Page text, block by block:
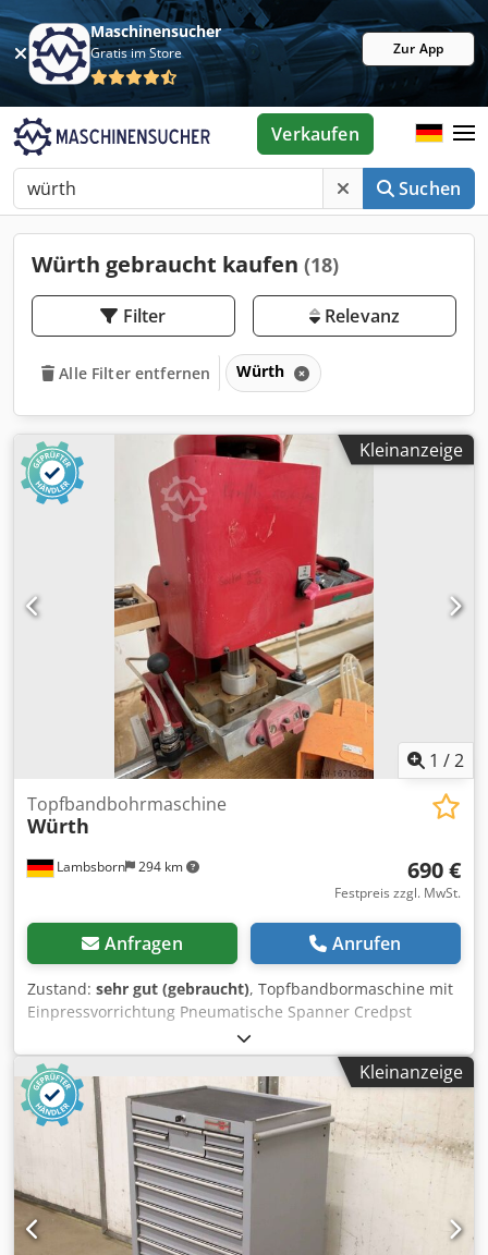
Maschinensucher
Gratis im Store Zur App
Suchen
Verkaufen
Würth gebraucht kaufen (18)
Filter Relevanz
Alle Filter entfernen Würth
Kleinanzeige
1 /2
Lambsborn 294 km
Topfbandbohrmaschine
Würth
690 €
Festpreis zzgl. MwSt.
Anfragen Anrufen
Zustand: sehr gut (gebraucht), Topfbandbormaschine mit
Einpressvorrichtung Pneumatische Spanner Credpst
Tbutofx Aidsf Fußpedal, Anschlagschienne und Ständer
einige Bohrer dabei
Kleinanzeige